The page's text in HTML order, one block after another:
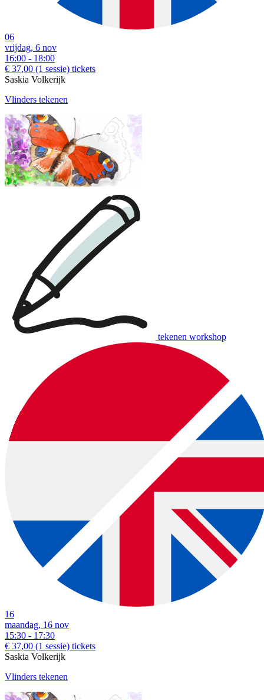
06
vrijdag, 6 nov
16:00 - 18:00
€ 37,00 (1 sessie) tickets
Saskia Volkerijk
Vlinders tekenen
tekenen workshop
16
maandag, 16 nov
15:30 - 17:30
€ 37,00 (1 sessie) tickets
Saskia Volkerijk
Vlinders tekenen